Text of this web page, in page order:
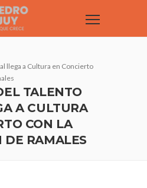
llega a Cultura en Concierto
TALENTO
A CULTURA
CON LA
DE RAMALES